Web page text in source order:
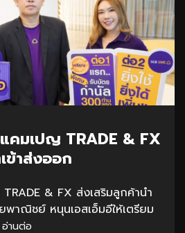
มเปญ TRADE & FX
ข้าส่งออก
& FX ส่งเสริมลูกค้านำ
พาณิชย์ หนุนเอสเอ็มอีให้เตรียม
อ่านต่อ